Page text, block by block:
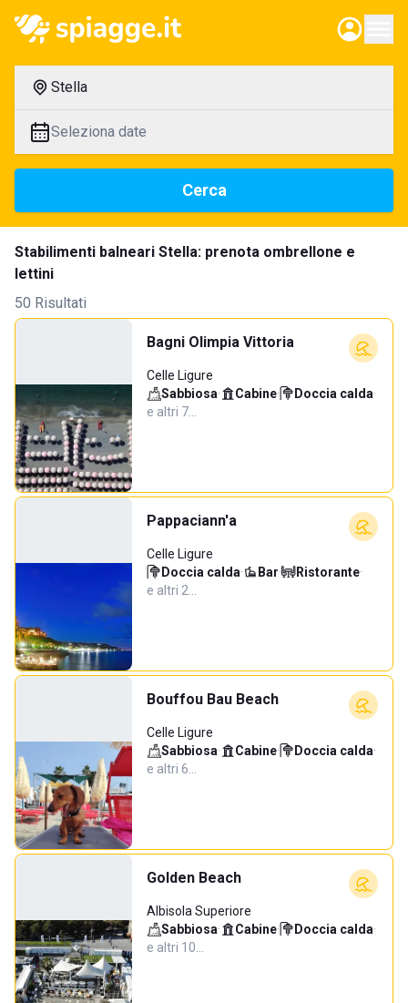
Stella
Seleziona date
Cerca
Stabilimenti balneari Stella: prenota ombrellone e
lettini
50 Risultati
Bagni Olimpia Vittoria
Celle Ligure
Sabbiosa· Cabine· Doccia calda·
e altri 7…
Pappaciann'a
Celle Ligure
Doccia calda· Bar· Ristorante·
e altri 2…
Bouffou Bau Beach
Celle Ligure
Sabbiosa· Cabine· Doccia calda·
e altri 6…
Golden Beach
Albisola Superiore
Sabbiosa· Cabine· Doccia calda·
e altri 10…